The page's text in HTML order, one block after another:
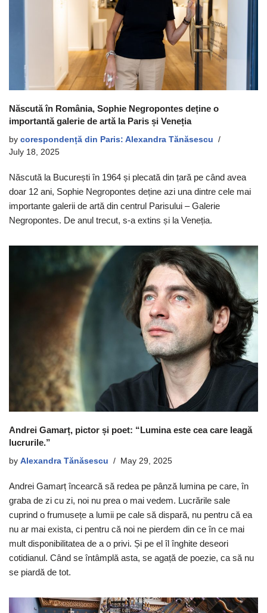
Născută în România, Sophie Negropontes deține o
importantă galerie de artă la Paris și Veneția
by corespondență din Paris: Alexandra Tănăsescu
July 18, 2025
Născută la București în 1964 și plecată din țară pe când avea
doar 12 ani, Sophie Negropontes deține azi una dintre cele mai
importante galerii de artă din centrul Parisului – Galerie
Negropontes. De anul trecut, s-a extins și la Veneția.
Andrei Gamarț, pictor și poet: “Lumina este cea care leagă
lucrurile.”
by Alexandra Tănăsescu May 29, 2025
Andrei Gamarț încearcă să redea pe pânză lumina pe care, în
graba de zi cu zi, noi nu prea o mai vedem. Lucrările sale
cuprind o frumusețe a lumii pe cale să dispară, nu pentru că ea
nu ar mai exista, ci pentru că noi ne pierdem din ce în ce mai
mult disponibilitatea de a o privi. Și pe el îl înghite deseori
cotidianul. Când se întâmplă asta, se agață de poezie, ca să nu
se piardă de tot.